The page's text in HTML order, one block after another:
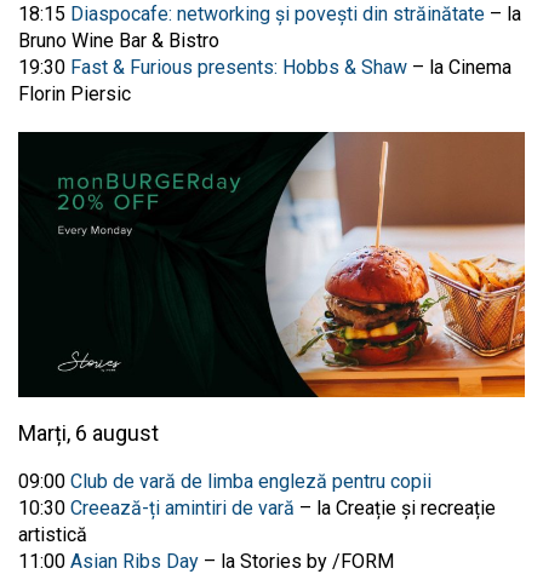
18:15 Diaspocafe: networking și povești din străinătate – la
Bruno Wine Bar & Bistro
19:30 Fast & Furious presents: Hobbs & Shaw – la Cinema
Florin Piersic
Marți, 6 august
09:00 Club de vară de limba engleză pentru copii
10:30 Creează-ți amintiri de vară – la Creație și recreație
artistică
11:00 Asian Ribs Day – la Stories by /FORM